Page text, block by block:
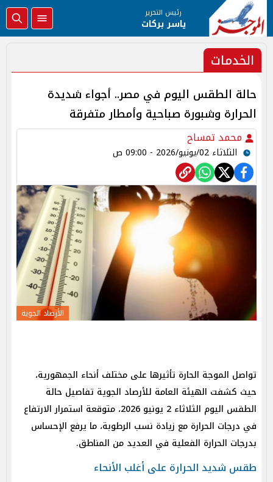
رئيس التحرير
ياسر بركات
الخدمات
حالة الطقس اليوم في مصر.. أجواء شديدة
الحرارة وشبورة صباحية وأمطار متفرقة
محمد تمساح
الثلاثاء 02/يونيو/2026 - 09:00 ص
الأرصاد الجوية
تواصل الموجة الحارة تأثيرها على مختلف أنحاء الجمهورية،
حيث كشفت الهيئة العامة للأرصاد الجوية تفاصيل حالة
الطقس اليوم الثلاثاء 2 يونيو 2026، متوقعة استمرار الارتفاع
في درجات الحرارة مع زيادة نسب الرطوبة، ما يرفع الإحساس
بدرجات الحرارة الفعلية في العديد من المناطق.
طقس شديد الحرارة على أغلب الأنحاء